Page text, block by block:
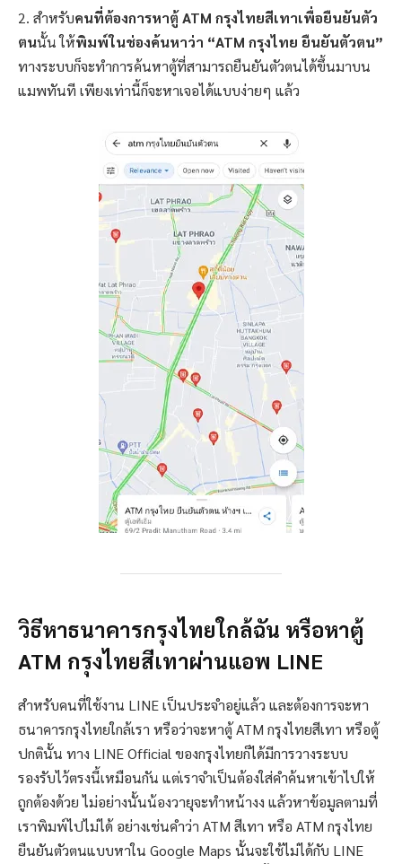
2. สำหรับคนที่ต้องการหาตู้ ATM กรุงไทยสีเทาเพื่อยืนยันตัว
ตนนั้น ให้พิมพ์ในช่องค้นหาว่า “ATM กรุงไทย ยืนยันตัวตน”
ทางระบบก็จะทำการค้นหาตู้ที่สามารถยืนยันตัวตนได้ขึ้นมาบน
แมพทันที เพียงเท่านี้ก็จะหาเจอได้แบบง่ายๆ แล้ว
วิธีหาธนาคารกรุงไทยใกล้ฉัน หรือหาตู้
ATM กรุงไทยสีเทาผ่านแอพ LINE
สำหรับคนที่ใช้งาน LINE เป็นประจำอยู่แล้ว และต้องการจะหา
ธนาคารกรุงไทยใกล้เรา หรือว่าจะหาตู้ ATM กรุงไทยสีเทา หรือตู้
ปกตินั้น ทาง LINE Official ของกรุงไทยก็ได้มีการวางระบบ
รองรับไว้ตรงนี้เหมือนกัน แต่เราจำเป็นต้องใส่คำค้นหาเข้าไปให้
ถูกต้องด้วย ไม่อย่างนั้นน้องวายุจะทำหน้างง แล้วหาข้อมูลตามที่
เราพิมพ์ไปไม่ได้ อย่างเช่นคำว่า ATM สีเทา หรือ ATM กรุงไทย
ยืนยันตัวตนแบบหาใน Google Maps นั้นจะใช้ไม่ได้กับ LINE